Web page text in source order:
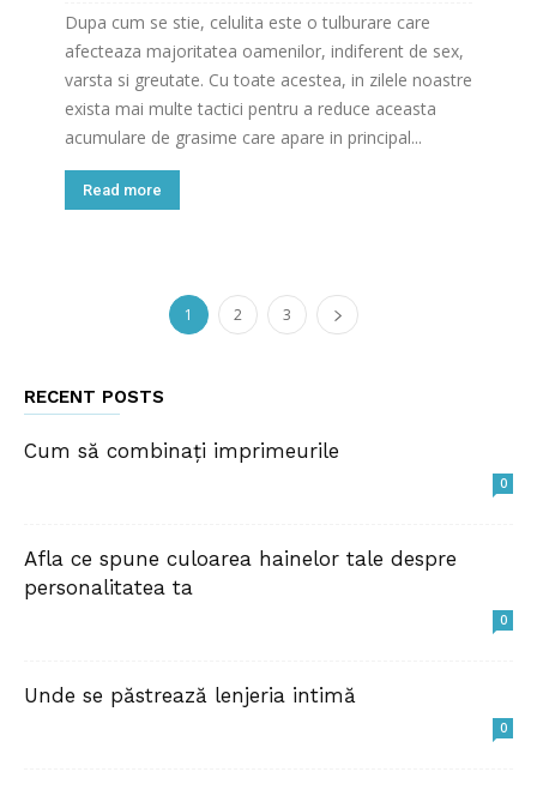
Dupa cum se stie, celulita este o tulburare care
afecteaza majoritatea oamenilor, indiferent de sex,
varsta si greutate. Cu toate acestea, in zilele noastre
exista mai multe tactici pentru a reduce aceasta
acumulare de grasime care apare in principal...
Read more
1 2 3
RECENT POSTS
Cum să combinați imprimeurile
0
Afla ce spune culoarea hainelor tale despre
personalitatea ta
0
Unde se păstrează lenjeria intimă
0